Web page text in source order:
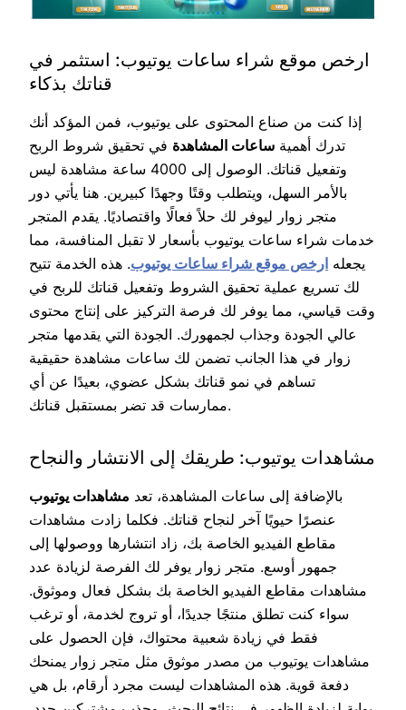
ارخص موقع شراء ساعات يوتيوب: استثمر في
قناتك بذكاء
إذا كنت من صناع المحتوى على يوتيوب، فمن المؤكد أنك
تدرك أهمية ساعات المشاهدة في تحقيق شروط الربح
وتفعيل قناتك. الوصول إلى 4000 ساعة مشاهدة ليس
بالأمر السهل، ويتطلب وقتًا وجهدًا كبيرين. هنا يأتي دور
متجر زوار ليوفر لك حلاً فعالًا واقتصاديًا. يقدم المتجر
خدمات شراء ساعات يوتيوب بأسعار لا تقبل المنافسة، مما
يجعله ارخص موقع شراء ساعات يوتيوب. هذه الخدمة تتيح
لك تسريع عملية تحقيق الشروط وتفعيل قناتك للربح في
وقت قياسي، مما يوفر لك فرصة التركيز على إنتاج محتوى
عالي الجودة وجذاب لجمهورك. الجودة التي يقدمها متجر
زوار في هذا الجانب تضمن لك ساعات مشاهدة حقيقية
تساهم في نمو قناتك بشكل عضوي، بعيدًا عن أي
ممارسات قد تضر بمستقبل قناتك.
مشاهدات يوتيوب: طريقك إلى الانتشار والنجاح
بالإضافة إلى ساعات المشاهدة، تعد مشاهدات يوتيوب
عنصرًا حيويًا آخر لنجاح قناتك. فكلما زادت مشاهدات
مقاطع الفيديو الخاصة بك، زاد انتشارها ووصولها إلى
جمهور أوسع. متجر زوار يوفر لك الفرصة لزيادة عدد
مشاهدات مقاطع الفيديو الخاصة بك بشكل فعال وموثوق.
سواء كنت تطلق منتجًا جديدًا، أو تروج لخدمة، أو ترغب
فقط في زيادة شعبية محتواك، فإن الحصول على
مشاهدات يوتيوب من مصدر موثوق مثل متجر زوار يمنحك
دفعة قوية. هذه المشاهدات ليست مجرد أرقام، بل هي